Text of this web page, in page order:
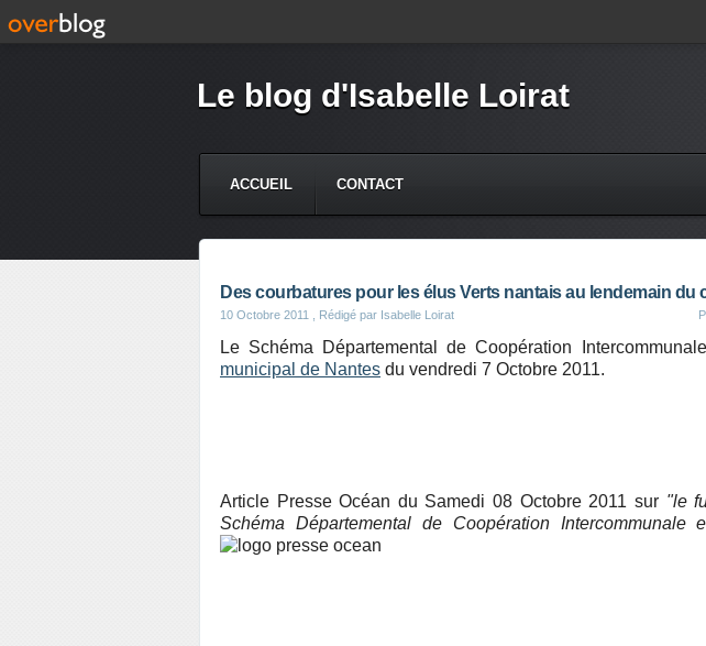
Le blog d'Isabelle Loirat
ACCUEIL CONTACT
Des courbatures pour les élus Verts nantais au lendemain du
10 Octobre 2011 , Rédigé par Isabelle Loirat
Le Schéma Départemental de Coopération Intercommunale
municipal de Nantes du vendredi 7 Octobre 2011.
Article Presse Océan du Samedi 08 Octobre 2011 sur "le
Schéma Départemental de Coopération Intercommunale